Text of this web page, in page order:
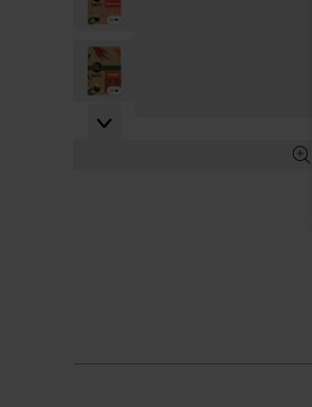
View larger image
View larger image